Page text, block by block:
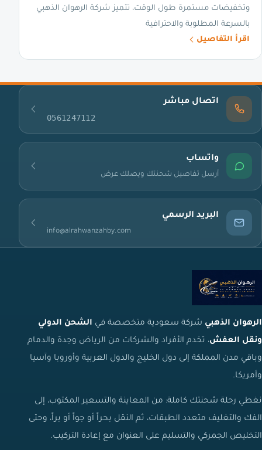
وتخفيضات مستمرة طول الوقت، تتميز شركة الرهوان الذهبي
بالسرعة المطلوبة والاحترافية
اقرأ التفاصيل
اتصال مباشر
0561247112
واتساب
أرسل تفاصيل شحنتك ويصلك عرض
البريد الرسمي
info@alrahwanzahby.com
الرهوان الذهبي شركة سعودية متخصصة في الشحن الدولي
ونقل العفش، تخدم الأفراد والشركات من الرياض وجدة والدمام
وباقي مدن المملكة إلى دول الخليج والدول العربية وأوروبا وآسيا
وأمريكا.
نغطي رحلة شحنتك كاملة: من المعاينة والتسعير المكتوب، إلى
الفك والتغليف متعدد الطبقات، ثم النقل بحراً أو جواً أو براً، وحتى
التخليص الجمركي والتسليم على العنوان مع إعادة التركيب.